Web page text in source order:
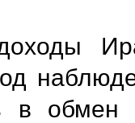
в обмен